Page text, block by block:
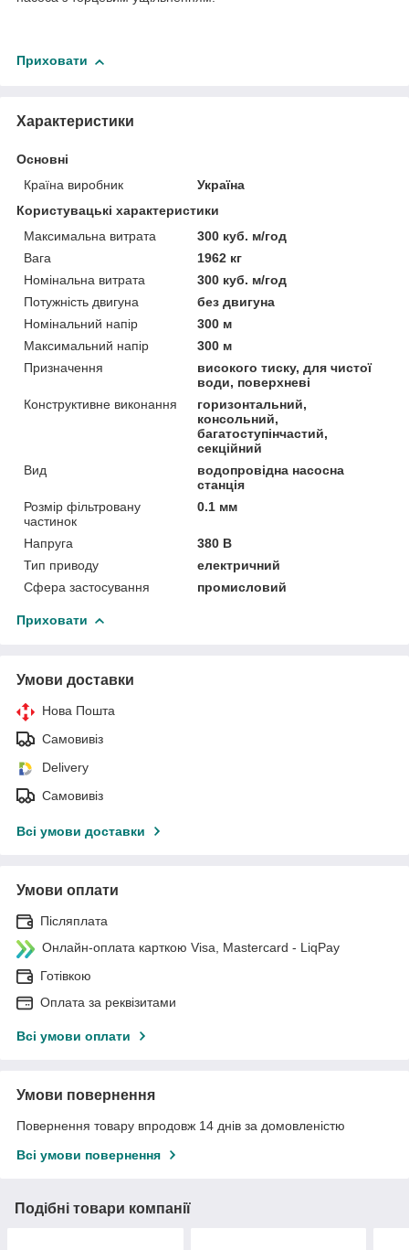
Приховати
Характеристики
Основні
Країна виробник
Україна
Користувацькi характеристики
Максимальна витрата
300 куб. м/год
Вага
1962 кг
Номінальна витрата
300 куб. м/год
Потужність двигуна
без двигуна
Номінальний напір
300 м
Максимальний напір
300 м
Призначення
високого тиску, для чистої
води, поверхневі
Конструктивне виконання
горизонтальний,
консольний,
багатоступінчастий,
секційний
Вид
водопровідна насосна
станція
Розмір фільтровану
частинок
0.1 мм
Напруга
380 В
Тип приводу
електричний
Сфера застосування
промисловий
Приховати
Умови доставки
Нова Пошта
Самовивіз
Delivery
Самовивіз
Всі умови доставки
Умови оплати
Післяплата
Онлайн-оплата карткою Visa, Mastercard - LiqPay
Готівкою
Оплата за реквізитами
Всі умови оплати
Умови повернення
Повернення товару впродовж 14 днів за домовленістю
Всі умови повернення
Подібні товари компанії